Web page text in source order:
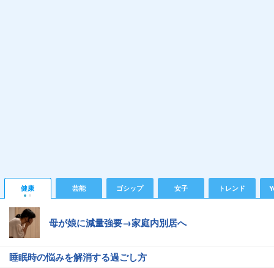
健康 芸能 ゴシップ 女子 トレンド
母が娘に減量強要→家庭内別居へ
睡眠時の悩みを解消する過ごし方